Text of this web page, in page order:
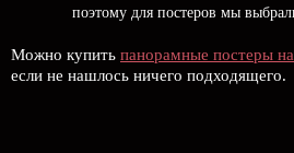
поэтому для постеров мы
Можно купить панорамные постеры
если не нашлось ничего подходящего.